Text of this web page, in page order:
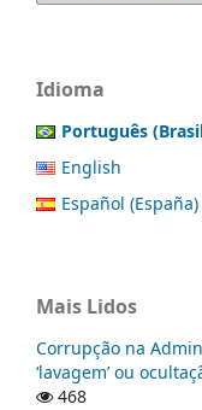
Idioma
Português
English
Español (España)
Mais Lidos
Corrupção na
‘lavagem’ ou
468